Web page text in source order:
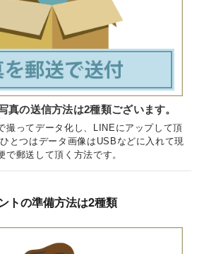
真の送信方法は2種類ございます。
撮ってデータ化し、LINEにアップして頂
とつはデータ画像はUSBなどに入れて現
郵送して頂く方法です。
トの準備方法は2種類